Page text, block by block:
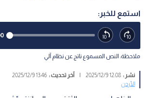
استمع للخبر:
ملاحظة: النص المسموع ناتج عن نظام آلي
نشر :12:08 2025/12/9
| آخر تحديث :13:46 2025/12/9
الأردن